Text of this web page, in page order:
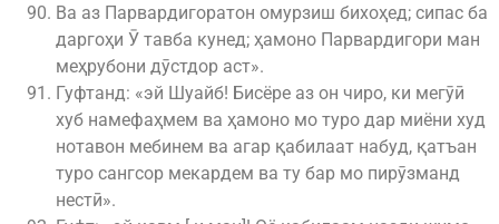
Ва аз Парвардигоратон омурзиш бихоҳед; сипас ба
даргоҳи Ӯ тавба кунед; ҳамоно Парвардигори ман
меҳрубони дӯстдор аст».
Гуфтанд: «эй Шуайб! Бисёре аз он чиро, ки мегӯӣ
хуб намефаҳмем ва ҳамоно мо туро дар миёни худ
нотавон мебинем ва агар қабилаат набуд, қатъан
туро сангсор мекардем ва ту бар мо пирӯзманд
нестӣ».